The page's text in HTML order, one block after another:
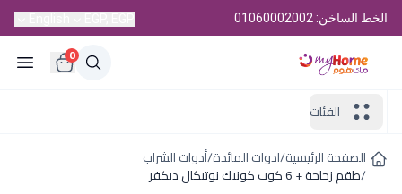
الخط الساخن: 01060002002
0
الفئات
الصفحة الرئيسية/ادوات المائدة/أدوات الشراب
/طقم زجاجة + 6 كوب كونيك نوتيكال ديكفر